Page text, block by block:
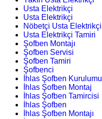
Usta Elektrikçi
Usta Elektrikçi
Nöbetçi Usta Elektrikçi
Usta Elektrikçi Tamiri
Şofben Montajı
Şofben Servisi
Şofben Tamiri
Şofbenci
İhlas Şofben Kurulumu
İhlas Şofben Montaj
İhlas Şofben Tamircisi
İhlas Şofben
İhlas Şofben Montajı